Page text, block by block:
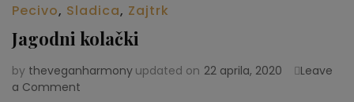
Pecivo, Sladica, Zajtrk
Jagodni kolački
by theveganharmony updated on 22 aprila, 2020
Leave
a Comment